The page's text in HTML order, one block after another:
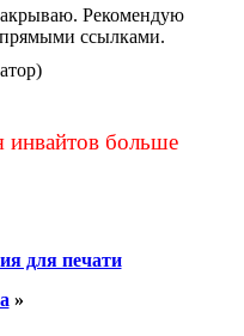
Рекомендую
ссылками.
инвайтов больше
для печати
»